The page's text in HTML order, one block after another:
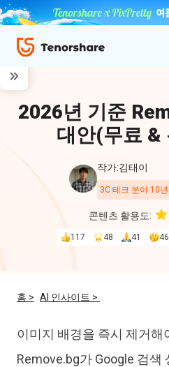
for iOS
iOS
iAnyGo
2026년 기준
대안(무료 &
작가:김태이
3C 테크 분야 10
콘텐츠 활용도:
117 48 41 46
홈 > AI 인사이트 >
이미지 배경을 즉시 제거해
Remove.bg가 Google 검색